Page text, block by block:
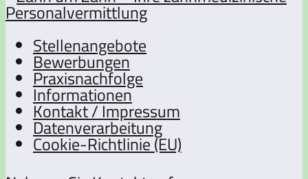
Stellenangebote
Bewerbungen
Praxisnachfolge
Informationen
Kontakt / Impressum
Datenverarbeitung
Cookie-Richtlinie (EU)